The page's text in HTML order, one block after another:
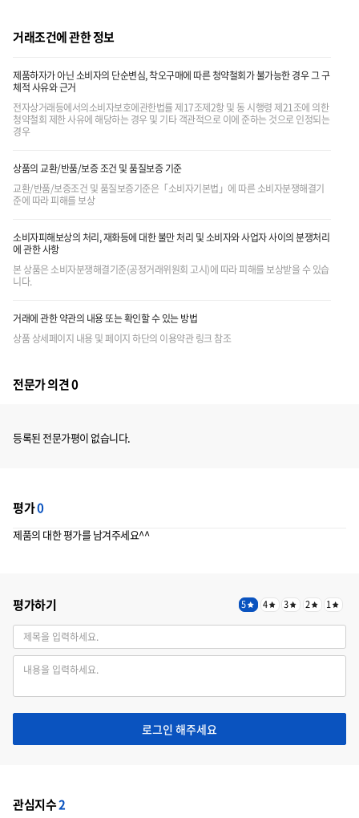
거래조건에 관한 정보
제품하자가 아닌 소비자의 단순변심, 착오구매에 따른 청약철회가 불가능한 경우 그 구
체적 사유와 근거
전자상거래등에서의소비자보호에관한법률 제17조제2항 및 동 시행령 제21조에 의한
청약철회 제한 사유에 해당하는 경우 및 기타 객관적으로 이에 준하는 것으로 인정되는
경우
상품의 교환/반품/보증 조건 및 품질보증 기준
교환/반품/보증조건 및 품질보증기준은「소비자기본법」에 따른 소비자분쟁해결기
준에 따라 피해를 보상
소비자피해보상의 처리, 재화등에 대한 불만 처리 및 소비자와 사업자 사이의 분쟁처리
에 관한 사항
본 상품은 소비자분쟁해결기준(공정거래위원회 고시)에 따라 피해를 보상받을 수 있습
니다.
거래에 관한 약관의 내용 또는 확인할 수 있는 방법
상품 상세페이지 내용 및 페이지 하단의 이용약관 링크 참조
전문가 의견 0
등록된 전문가평이 없습니다.
평가0
제품의 대한 평가를 남겨주세요^^
평가하기 5 4 3 2 1
로그인 해주세요
관심지수2